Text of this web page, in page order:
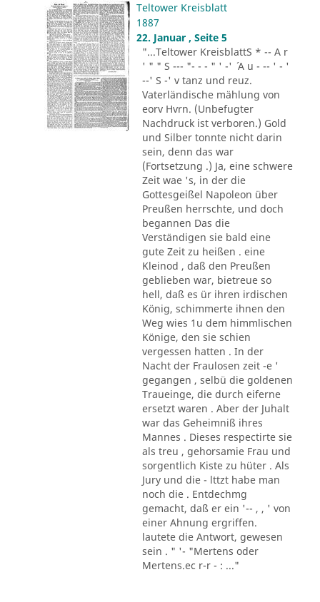
Teltower Kreisblatt
1887
22. Januar , Seite 5
"...Teltower KreisblattS * -- A r
' " " S --- "- - - " ' -' ´ A u - -- ' - '
--' S -' v tanz und reuz.
Vaterländische mählung von
eorv Hvrn. (Unbefugter
Nachdruck ist verboren.) Gold
und Silber tonnte nicht darin
sein, denn das war
(Fortsetzung .) Ja, eine schwere
Zeit wae 's, in der die
Gottesgeißel Napoleon über
Preußen herrschte, und doch
begannen Das die
Verständigen sie bald eine
gute Zeit zu heißen . eine
Kleinod , daß den Preußen
geblieben war, bietreue so
hell, daß es ür ihren irdischen
König, schimmerte ihnen den
Weg wies 1u dem himmlischen
Könige, den sie schien
vergessen hatten . In der
Nacht der Fraulosen zeit -e '
gegangen , selbü die goldenen
Traueinge, die durch eiferne
ersetzt waren . Aber der Juhalt
war das Geheimniß ihres
Mannes . Dieses respectirte sie
als treu , gehorsamie Frau und
sorgentlich Kiste zu hüter . Als
Jury und die - lttzt habe man
noch die . Entdechmg
gemacht, daß er ein '-- , , ' von
einer Ahnung ergriffen.
lautete die Antwort, gewesen
sein . " '- "Mertens oder
Mertens.ec r-r - : ..."